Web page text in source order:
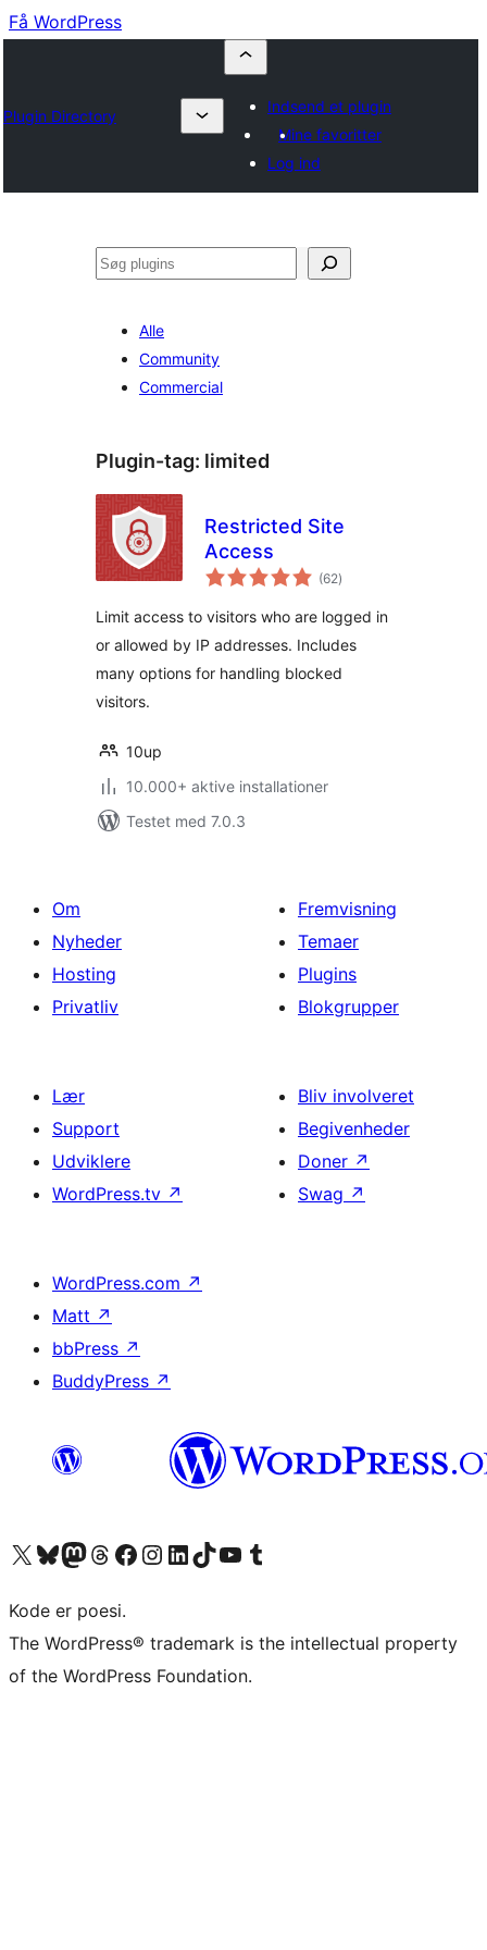
Få WordPress
Plugin Directory
Indsend et plugin
Mine favoritter
Log ind
Søg
Alle
Community
Commercial
Plugin-tag: limited
Restricted Site
Access
(62totale
bedømmelser
)
Limit access to visitors who are logged in
or allowed by IP addresses. Includes
many options for handling blocked
visitors.
10up
10.000+ aktive installationer
Testet med 7.0.3
Om
Nyheder
Hosting
Privatliv
Fremvisning
Temaer
Plugins
Blokgrupper
Lær
Support
Udviklere
WordPress.tv ↗
Bliv involveret
Begivenheder
Doner ↗
Swag ↗
WordPress.com ↗
Matt ↗
bbPress ↗
BuddyPress ↗
Besøg vores X (tidligere Twitter) konto
Besøg vores Bluesky-konto
Besøg vores Mastodon konto
Besøg vores Threads-konto
Besøg vores Facebook sideBesøg vores Instagram konto
Besøg vores LinkedIn konto
Besøg vores TikTok-konto
Besøg vores YouTube-kanalBesøg vores Tumblr-konto
Kode er poesi.
The WordPress® trademark is the intellectual property
of the WordPress Foundation.